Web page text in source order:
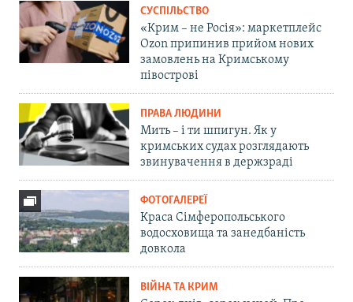
СУСПІЛЬСТВО
«Крим – не Росія»: маркетплейс
Ozon припинив прийом нових
замовлень на Кримському
півострові
ПРАВА ЛЮДИНИ
Мить – і ти шпигун. Як у
кримських судах розглядають
звинувачення в держзраді
ФОТОГАЛЕРЕЇ
Краса Сімферопольського
водосховища та занедбаність
довкола
ВІЙНА ТА КРИМ